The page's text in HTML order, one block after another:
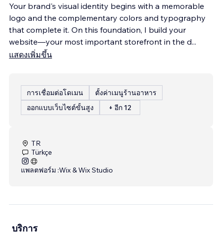
Your brand's visual identity begins with a memorable
logo and the complementary colors and typography
that complete it. On this foundation, I build your
website—your most important storefront in the d...
แสดงเพิ่มขึ้น
การเชื่อมต่อโดเมน
ตั้งค่าเมนูร้านอาหาร
ออกแบบเว็บไซต์ขั้นสูง
+ อีก 12
TR
Türkçe
แพลตฟอร์ม :Wix & Wix Studio
บริการ